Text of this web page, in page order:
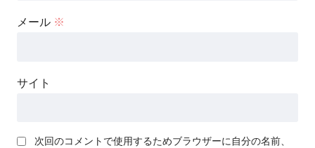
メール ※
サイト
次回のコメントで使用するためブラウザーに自分の名前、